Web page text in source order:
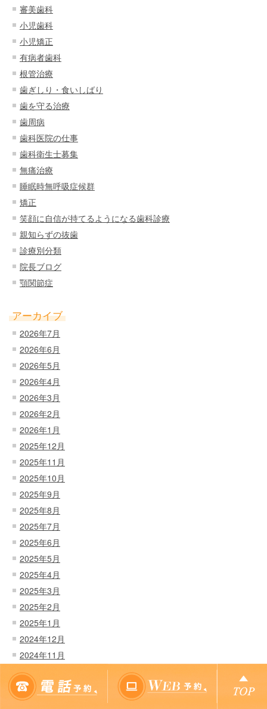
審美歯科
小児歯科
小児矯正
有病者歯科
根管治療
歯ぎしり・食いしばり
歯を守る治療
歯周病
歯科医院の仕事
歯科衛生士募集
無痛治療
睡眠時無呼吸症候群
矯正
笑顔に自信が持てるようになる歯科診療
親知らずの抜歯
診療別分類
院長ブログ
顎関節症
アーカイブ
2026年7月
2026年6月
2026年5月
2026年4月
2026年3月
2026年2月
2026年1月
2025年12月
2025年11月
2025年10月
2025年9月
2025年8月
2025年7月
2025年6月
2025年5月
2025年4月
2025年3月
2025年2月
2025年1月
2024年12月
2024年11月
2024年10月
2024年9月
2024年8月